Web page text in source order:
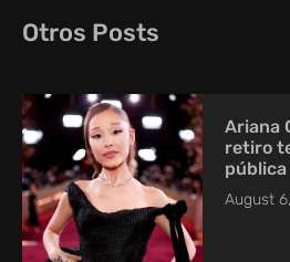
Otros Posts
Ariana
retiro
pública
August